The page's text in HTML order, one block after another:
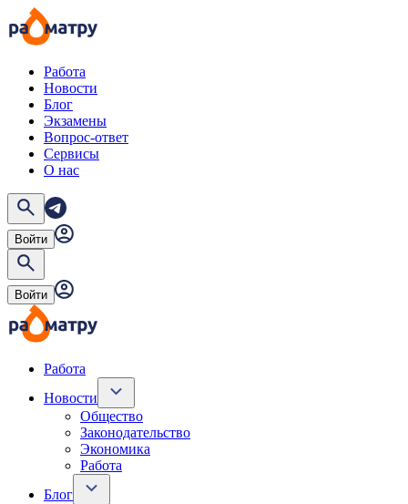
Работа
Новости
Блог
Экзамены
Вопрос-ответ
Сервисы
О нас
Войти
Войти
Работа
Новости
Общество
Законодательство
Экономика
Работа
Блог